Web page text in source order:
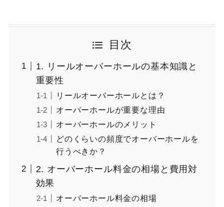
目次
1. リールオーバーホールの基本知識と
重要性
リールオーバーホールとは？
オーバーホールが重要な理由
オーバーホールのメリット
どのくらいの頻度でオーバーホールを
行うべきか？
2. オーバーホール料金の相場と費用対
効果
オーバーホール料金の相場